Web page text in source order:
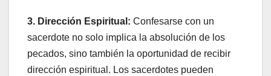
3. Dirección Espiritual: Confesarse con un
sacerdote no solo implica la absolución de los
pecados, sino también la oportunidad de recibir
dirección espiritual. Los sacerdotes pueden